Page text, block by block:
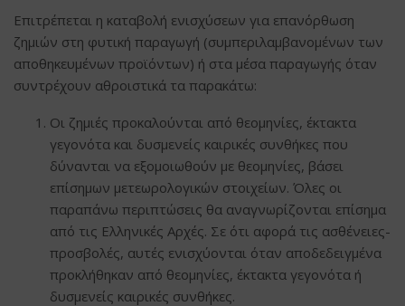
Επιτρέπεται η καταβολή ενισχύσεων για επανόρθωση
ζημιών στη φυτική παραγωγή (συμπεριλαμβανομένων των
αποθηκευμένων προϊόντων) ή στα μέσα παραγωγής όταν
συντρέχουν αθροιστικά τα παρακάτω:
Οι ζημιές προκαλούνται από θεομηνίες, έκτακτα
γεγονότα και δυσμενείς καιρικές συνθήκες που
δύνανται να εξομοιωθούν με θεομηνίες, βάσει
επίσημων μετεωρολογικών στοιχείων. Όλες οι
παραπάνω περιπτώσεις θα αναγνωρίζονται επίσημα
από τις Ελληνικές Αρχές. Σε ότι αφορά τις ασθένειες-
προσβολές, αυτές ενισχύονται όταν αποδεδειγμένα
προκλήθηκαν από θεομηνίες, έκτακτα γεγονότα ή
δυσμενείς καιρικές συνθήκες.